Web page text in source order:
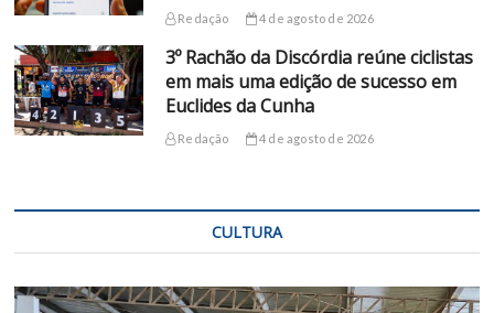
Redação 4 de agosto de 2026
3º Rachão da Discórdia reúne ciclistas
em mais uma edição de sucesso em
Euclides da Cunha
Redação 4 de agosto de 2026
CULTURA